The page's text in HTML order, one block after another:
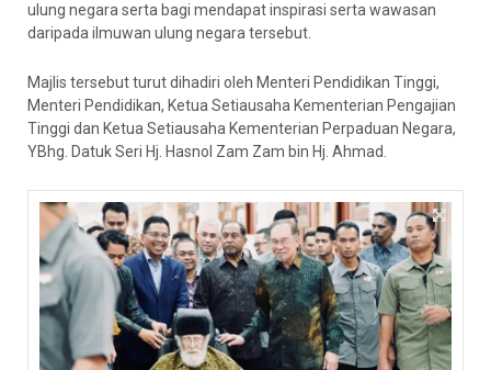
ulung negara serta bagi mendapat inspirasi serta wawasan
daripada ilmuwan ulung negara tersebut.
Majlis tersebut turut dihadiri oleh Menteri Pendidikan Tinggi,
Menteri Pendidikan, Ketua Setiausaha Kementerian Pengajian
Tinggi dan Ketua Setiausaha Kementerian Perpaduan Negara,
YBhg. Datuk Seri Hj. Hasnol Zam Zam bin Hj. Ahmad.